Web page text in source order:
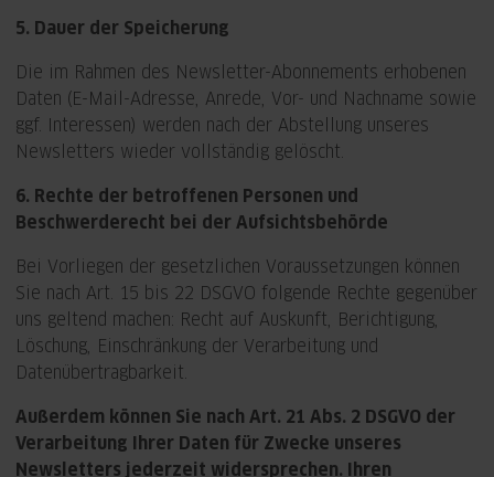
5. Dauer der Speicherung
Die im Rahmen des Newsletter-Abonnements erhobenen
Daten (E-Mail-Adresse, Anrede, Vor- und Nachname sowie
ggf. Interessen) werden nach der Abstellung unseres
Newsletters wieder vollständig gelöscht.
6. Rechte der betroffenen Personen und
Beschwerderecht bei der Aufsichtsbehörde
Bei Vorliegen der gesetzlichen Voraussetzungen können
Sie nach Art. 15 bis 22 DSGVO folgende Rechte gegenüber
uns geltend machen: Recht auf Auskunft, Berichtigung,
Löschung, Einschränkung der Verarbeitung und
Datenübertragbarkeit.
Außerdem können Sie nach Art. 21 Abs. 2 DSGVO der
Verarbeitung Ihrer Daten für Zwecke unseres
Newsletters jederzeit widersprechen. Ihren